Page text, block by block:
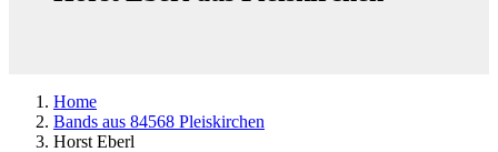
Home
Bands aus 84568 Pleiskirchen
Horst Eberl